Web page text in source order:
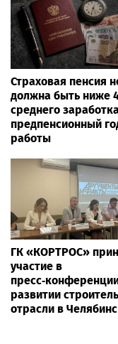
Страховая пенсия
должна быть ниже
среднего
предпенсионный
работы
ГК «КОРТРОС»
участие в
развитии
отрасли в